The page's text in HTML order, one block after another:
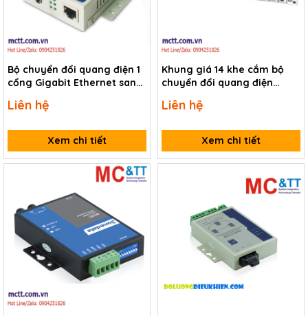
Bộ chuyển đổi quang điện 1
cổng Gigabit Ethernet sang
Model3011
Liên hệ
Xem chi tiết
Khung giá 14 khe cắm bộ
chuyển đổi quang điện
Liên hệ
Xem chi tiết